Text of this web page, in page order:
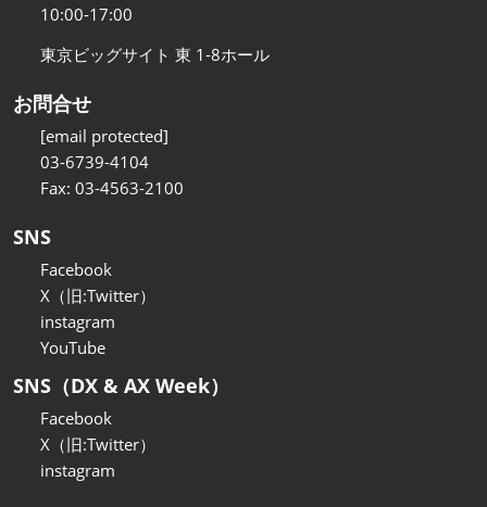
10:00-17:00
東京ビッグサイト 東 1-8ホール
お問合せ
[email protected]
03-6739-4104
Fax: 03-4563-2100
SNS
Facebook
X（旧:Twitter）
instagram
YouTube
SNS（DX & AX Week）
Facebook
X（旧:Twitter）
instagram